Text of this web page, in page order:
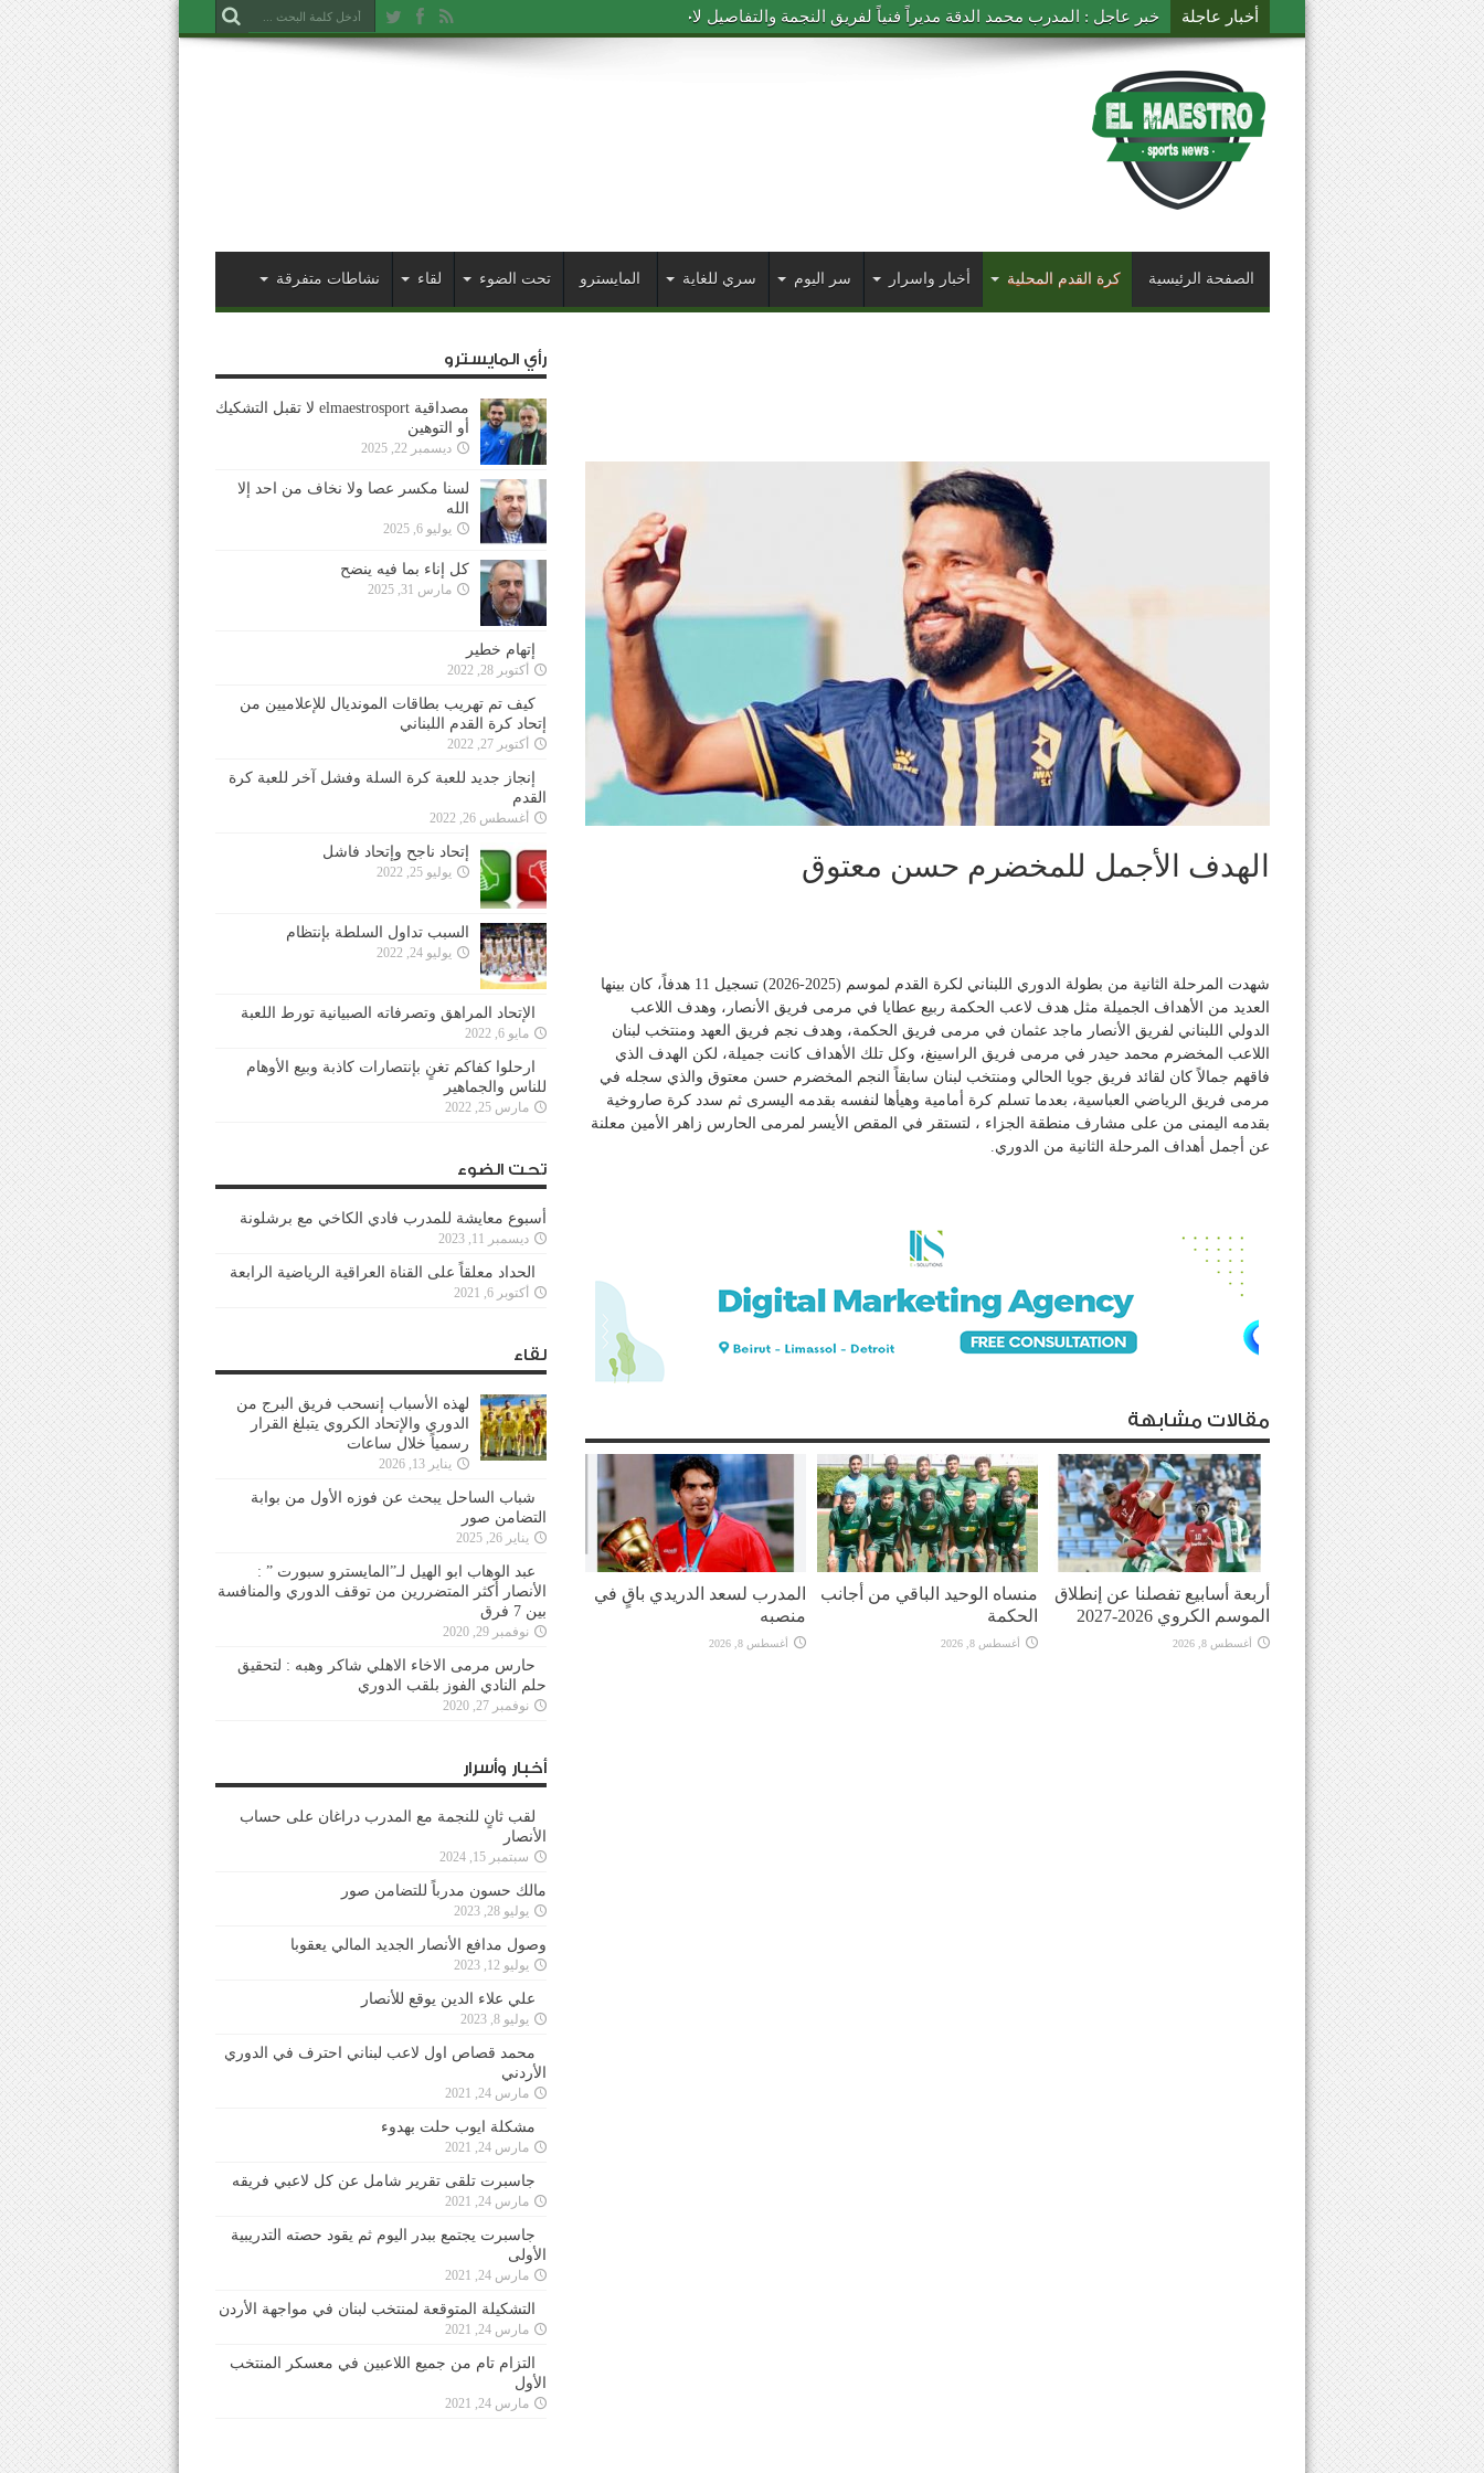
أخبار عاجلة خبر عاجل : المدرب محمد الدقة مديراً فنياً لفريق النجمة والتفاصيل لاحقاً
الصفحة الرئيسية كرة القدم المحلية أخبار واسرار سر اليوم سري للغاية المايسترو تحت الضوء لقاء نشاطات متفرقة
الهدف الأجمل للمخضرم حسن معتوق
شهدت المرحلة الثانية من بطولة الدوري اللبناني لكرة القدم لموسم (2025-2026) تسجيل 11 هدفاً، كان بينها
العديد من الأهداف الجميلة مثل هدف لاعب الحكمة ربيع عطايا في مرمى فريق الأنصار، وهدف اللاعب
الدولي اللبناني لفريق الأنصار ماجد عثمان في مرمى فريق الحكمة، وهدف نجم فريق العهد ومنتخب لبنان
اللاعب المخضرم محمد حيدر في مرمى فريق الراسينغ، وكل تلك الأهداف كانت جميلة، لكن الهدف الذي
فاقهم جمالاً كان لقائد فريق جويا الحالي ومنتخب لبنان سابقاً النجم المخضرم حسن معتوق والذي سجله في
مرمى فريق الرياضي العباسية، بعدما تسلم كرة أمامية وهيأها لنفسه بقدمه اليسرى ثم سدد كرة صاروخية
بقدمه اليمنى من على مشارف منطقة الجزاء ، لتستقر في المقص الأيسر لمرمى الحارس زاهر الأمين معلنة
عن أجمل أهداف المرحلة الثانية من الدوري.
مقالات مشابهة
أربعة أسابيع تفصلنا عن إنطلاق
الموسم الكروي 2026-2027
أغسطس 8, 2026
منساه الوحيد الباقي من أجانب
الحكمة
أغسطس 8, 2026
المدرب لسعد الدريدي باقٍ في
منصبه
أغسطس 8, 2026
رأي المايسترو
مصداقية elmaestrosport لا تقبل التشكيك
أو التوهين
ديسمبر 22, 2025
لسنا مكسر عصا ولا نخاف من احد إلا
الله
يوليو 6, 2025
كل إناء بما فيه ينضح
مارس 31, 2025
إتهام خطير
أكتوبر 28, 2022
كيف تم تهريب بطاقات المونديال للإعلاميين من
إتحاد كرة القدم اللبناني
أكتوبر 27, 2022
إنجاز جديد للعبة كرة السلة وفشل آخر للعبة كرة
القدم
أغسطس 26, 2022
إتحاد ناجح وإتحاد فاشل
يوليو 25, 2022
السبب تداول السلطة بإنتظام
يوليو 24, 2022
الإتحاد المراهق وتصرفاته الصبيانية تورط اللعبة
مايو 6, 2022
ارحلوا كفاكم تغنٍ بإنتصارات كاذبة وبيع الأوهام
للناس والجماهير
مارس 25, 2022
تحت الضوء
أسبوع معايشة للمدرب فادي الكاخي مع برشلونة
ديسمبر 11, 2023
الحداد معلقاً على القناة العراقية الرياضية الرابعة
أكتوبر 6, 2021
لقاء
لهذه الأسباب إنسحب فريق البرج من
الدوري والإتحاد الكروي يتبلغ القرار
رسمياً خلال ساعات
يناير 13, 2026
شباب الساحل يبحث عن فوزه الأول من بوابة
التضامن صور
يناير 26, 2025
عبد الوهاب ابو الهيل لـ”المايسترو سبورت ” :
الأنصار أكثر المتضررين من توقف الدوري والمنافسة
بين 7 فرق
نوفمبر 29, 2020
حارس مرمى الاخاء الاهلي شاكر وهبه : لتحقيق
حلم النادي الفوز بلقب الدوري
نوفمبر 27, 2020
أخبار وأسرار
لقب ثانٍ للنجمة مع المدرب دراغان على حساب
الأنصار
سبتمبر 15, 2024
مالك حسون مدرباً للتضامن صور
يوليو 28, 2023
وصول مدافع الأنصار الجديد المالي يعقوبا
يوليو 12, 2023
علي علاء الدين يوقع للأنصار
يوليو 8, 2023
محمد قصاص اول لاعب لبناني احترف في الدوري
الأردني
مارس 24, 2021
مشكلة ايوب حلت بهدوء
مارس 24, 2021
جاسبرت تلقى تقرير شامل عن كل لاعبي فريقه
مارس 24, 2021
جاسبرت يجتمع ببدر اليوم ثم يقود حصته التدريبية
الأولى
مارس 24, 2021
التشكيلة المتوقعة لمنتخب لبنان في مواجهة الأردن
مارس 24, 2021
التزام تام من جميع اللاعبين في معسكر المنتخب
الأول
مارس 24, 2021